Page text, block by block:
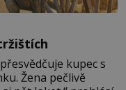
kupec s
Žena pečlivě